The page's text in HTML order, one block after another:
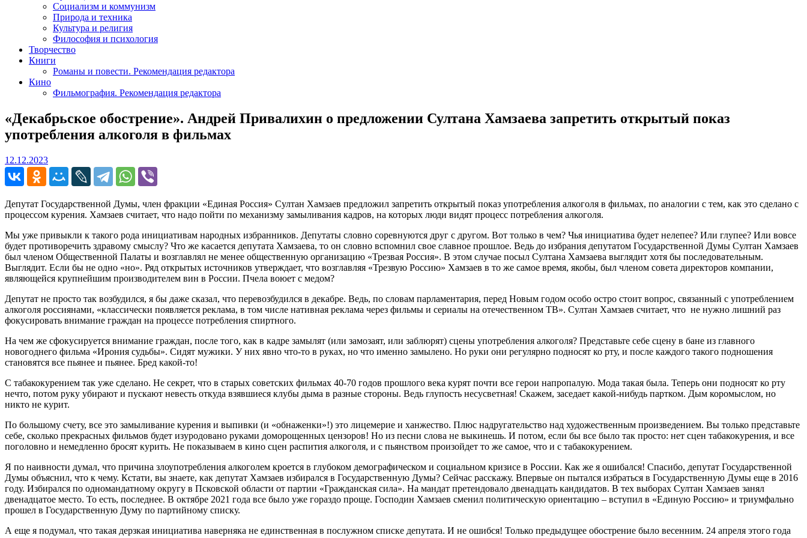
Социализм и коммунизм
Природа и техника
Культура и религия
Философия и психология
Творчество
Книги
Романы и повести. Рекомендация редактора
Кино
Фильмография. Рекомендация редактора
«Декабрьское обострение». Андрей Привалихин о предложении Султана Хамзаева запретить открытый показ
употребления алкоголя в фильмах
12.12.202312.12.2023
Депутат Государственной Думы, член фракции «Единая Россия» Султан Хамзаев предложил запретить открытый показ употребления алкоголя в фильмах, по аналогии с тем, как это сделано с
процессом курения. Хамзаев считает, что надо пойти по механизму замыливания кадров, на которых люди видят процесс потребления алкоголя.
Мы уже привыкли к такого рода инициативам народных избранников. Депутаты словно соревнуются друг с другом. Вот только в чем? Чья инициатива будет нелепее? Или глупее? Или вовсе
будет противоречить здравому смыслу? Что же касается депутата Хамзаева, то он словно вспомнил свое славное прошлое. Ведь до избрания депутатом Государственной Думы Султан Хамзаев
был членом Общественной Палаты и возглавлял не менее общественную организацию «Трезвая Россия». В этом случае посыл Султана Хамзаева выглядит хотя бы последовательным.
Выглядит. Если бы не одно «но». Ряд открытых источников утверждает, что возглавляя «Трезвую Россию» Хамзаев в то же самое время, якобы, был членом совета директоров компании,
являющейся крупнейшим производителем вин в России. Пчела воюет с медом?
Депутат не просто так возбудился, я бы даже сказал, что перевозбудился в декабре. Ведь, по словам парламентария, перед Новым годом особо остро стоит вопрос, связанный с употреблением
алкоголя россиянами, «классически появляется реклама, в том числе нативная реклама через фильмы и сериалы на отечественном ТВ». Султан Хамзаев считает, что не нужно лишний раз
фокусировать внимание граждан на процессе потребления спиртного.
На чем же сфокусируется внимание граждан, после того, как в кадре замылят (или замозаят, или заблюрят) сцены употребления алкоголя? Представьте себе сцену в бане из главного
новогоднего фильма «Ирония судьбы». Сидят мужики. У них явно что-то в руках, но что именно замылено. Но руки они регулярно подносят ко рту, и после каждого такого подношения
становятся все пьянее и пьянее. Бред какой-то!
С табакокурением так уже сделано. Не секрет, что в старых советских фильмах 40-70 годов прошлого века курят почти все герои напропалую. Мода такая была. Теперь они подносят ко рту
нечто, потом руку убирают и пускают невесть откуда взявшиеся клубы дыма в разные стороны. Ведь глупость несусветная! Скажем, заседает какой-нибудь партком. Дым коромыслом, но
никто не курит.
По большому счету, все это замыливание курения и выпивки (и «обнаженки»!) это лицемерие и ханжество. Плюс надругательство над художественным произведением. Вы только представьте
себе, сколько прекрасных фильмов будет изуродовано руками доморощенных цензоров! Но из песни слова не выкинешь. И потом, если бы все было так просто: нет сцен табакокурения, и все
поголовно и немедленно бросят курить. Не показываем в кино сцен распития алкоголя, и с пьянством произойдет то же самое, что и с табакокурением.
Я по наивности думал, что причина злоупотребления алкоголем кроется в глубоком демографическом и социальном кризисе в России. Как же я ошибался! Спасибо, депутат Государственной
Думы объяснил, что к чему. Кстати, вы знаете, как депутат Хамзаев избирался в Государственную Думы? Сейчас расскажу. Впервые он пытался избраться в Государственную Думы еще в 2016
году. Избирался по одномандатному округу в Псковской области от партии «Гражданская сила». На мандат претендовало двенадцать кандидатов. В тех выборах Султан Хамзаев занял
двенадцатое место. То есть, последнее. В октябре 2021 года все было уже гораздо проще. Господин Хамзаев сменил политическую ориентацию – вступил в «Единую Россию» и триумфально
прошел в Государственную Думу по партийному списку.
А еще я подумал, что такая дерзкая инициатива наверняка не единственная в послужном списке депутата. И не ошибся! Только предыдущее обострение было весенним. 24 апреля этого года